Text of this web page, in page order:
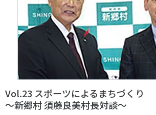
Vol.23 スポーツによるまちづくり
～新郷村 須藤良美村長対談～